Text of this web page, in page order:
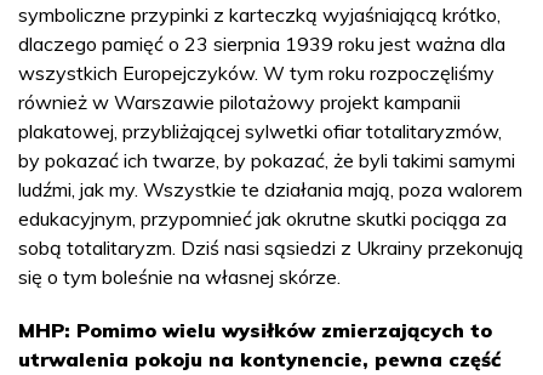
symboliczne przypinki z karteczką wyjaśniającą krótko,
dlaczego pamięć o 23 sierpnia 1939 roku jest ważna dla
wszystkich Europejczyków. W tym roku rozpoczęliśmy
również w Warszawie pilotażowy projekt kampanii
plakatowej, przybliżającej sylwetki ofiar totalitaryzmów,
by pokazać ich twarze, by pokazać, że byli takimi samymi
ludźmi, jak my. Wszystkie te działania mają, poza walorem
edukacyjnym, przypomnieć jak okrutne skutki pociąga za
sobą totalitaryzm. Dziś nasi sąsiedzi z Ukrainy przekonują
się o tym boleśnie na własnej skórze.
MHP: Pomimo wielu wysiłków zmierzających to
utrwalenia pokoju na kontynencie, pewna część